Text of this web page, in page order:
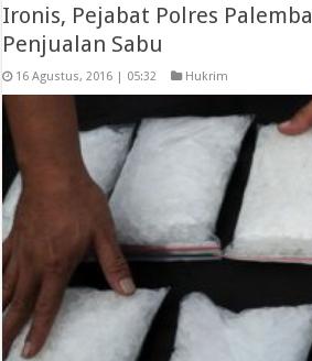
Ironis, Pejabat Polres
Penjualan Sabu
16 Agustus, 2016 | 05:32 Hukrim